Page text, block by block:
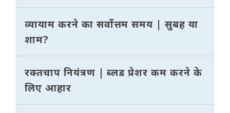
व्यायाम करने का सर्वोत्तम समय | सुबह या
शाम?
रक्तचाप नियंत्रण | ब्लड प्रेशर कम करने के
लिए आहार